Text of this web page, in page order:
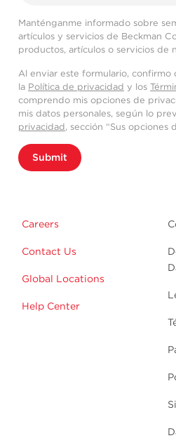
Manténganme informado sobre
artículos y servicios de Beckman
productos, artículos o servicios de
Al enviar este formulario,
la Política de privacidad y los
comprendo mis opciones de
mis datos personales, según lo
privacidad, sección “Sus opciones
Submit
Careers
Contact Us
Global Locations
Help Center